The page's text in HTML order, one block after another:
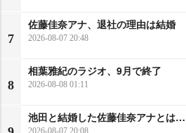
7
佐藤佳奈アナ、退社の理由は結婚
2026-08-07 20:48
8
相葉雅紀のラジオ、9月で終了
2026-08-08 01:11
池田と結婚した佐藤佳奈アナとは…
2026-08-07 20:08